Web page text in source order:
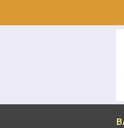
to